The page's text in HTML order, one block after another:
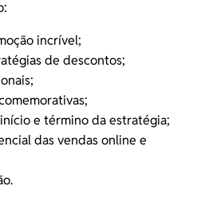
incrível;
de descontos;
e término da estratégia;
das vendas online e